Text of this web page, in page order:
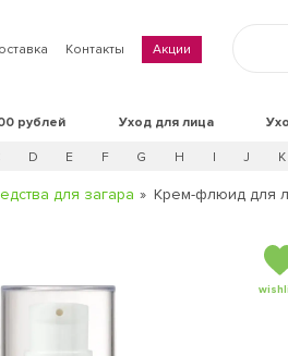
Контакты Акции
рублей Уход для лица
D E F G H I J K
для загара Крем-флюид для